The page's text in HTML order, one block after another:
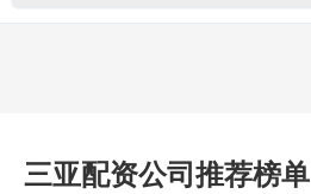
三亚配资公司推荐榜单